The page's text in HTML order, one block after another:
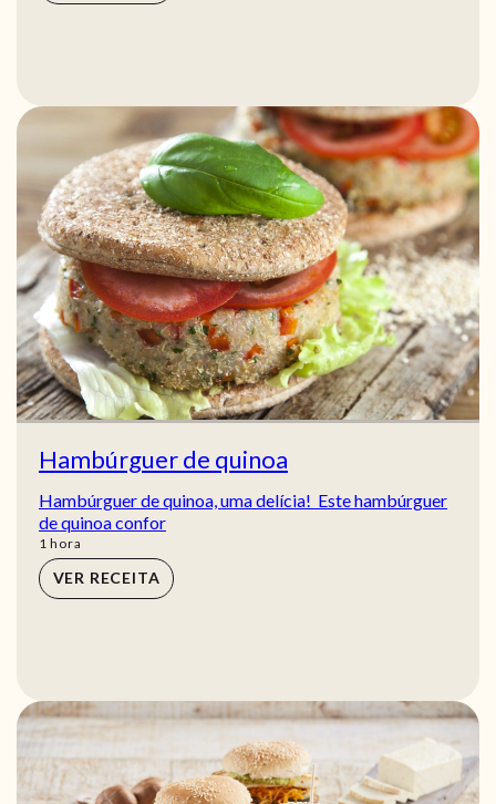
Hambúrguer de quinoa
Hambúrguer de quinoa, uma delícia! Este hambúrguer
de quinoa confor
1 hora
hora
VER RECEITA